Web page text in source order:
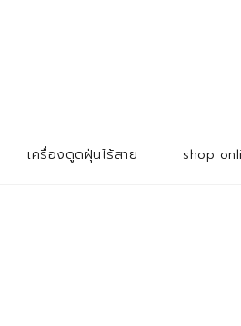
เครื่องดูดฝุ่นไร้สาย shop